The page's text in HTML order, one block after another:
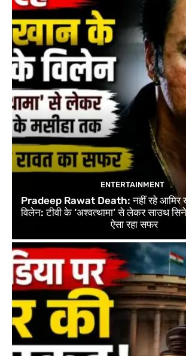
ENTERTAINMENT
Pradeep Rawat Death: नहीं रहे आमिर
विलेन: टीवी के ‘अश्वत्थामा’ से लेकर साउथ
ऐसा रहा सफर